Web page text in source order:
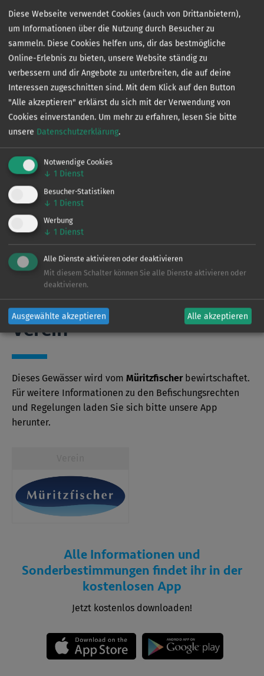
Am Nordwestufer des Fleesensees liegt die Gemeinde
Silz mit ihren Ortsteilen Heidepark und Nossentin, am
Südufer der Ortsteil Untergöhren der Gemeinde
Göhren-Lebbin. Anteile an der Seenfläche haben die
Gemeinden Silz, Jabel, Göhren-Lebbin und die Stadt
Malchow. In Untergöhren befindet sich die Ferien- und
Freizeitanlage Land Fleesensee, die allerdings nicht
unmittelbar an den See grenzt.
Quelle Bilder&Texte :
https://de.wikipedia.org/wiki/Fleesensee
Sonder­bestimmungen
Die genauen Sonderbestimmungen eines jeden
Gewässers können Sie kostenlos in unserer App
einsehen.
Verein
Dieses Gewässer wird vom Müritzfischerbewirtschaftet.
Für weitere Informationen zu den Befischungsrechten
und Regelungen laden Sie sich bitte unsere App
herunter.
Alle Informationen und
Sonderbestimmungen findet ihr in der
kostenlosen App
Jetzt kostenlos downloaden!
Diese Webseite verwendet Cookies (auch von Drittanbietern),
um Informationen über die Nutzung durch Besucher zu
sammeln. Diese Cookies helfen uns, dir das bestmögliche
Online-Erlebnis zu bieten, unsere Website ständig zu
verbessern und dir Angebote zu unterbreiten, die auf deine
Interessen zugeschnitten sind. Mit dem Klick auf den Button
"Alle akzeptieren" erklärst du sich mit der Verwendung von
Cookies einverstanden. Um mehr zu erfahren, lesen Sie bitte
unsere Datenschutzerklärung.
Notwendige Cookies
↓ 1 Dienst
Besucher-Statistiken
↓ 1 Dienst
Werbung
↓ 1 Dienst
Alle Dienste aktivieren oder deaktivieren
Mit diesem Schalter können Sie alle Dienste aktivieren oder
deaktivieren.
Ausgewählte akzeptieren Alle akzeptieren